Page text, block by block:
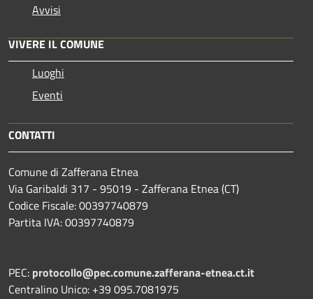
Avvisi
VIVERE IL COMUNE
Luoghi
Eventi
CONTATTI
Comune di Zafferana Etnea
Via Garibaldi 317 - 95019 - Zafferana Etnea (CT)
Codice Fiscale: 00397740879
Partita IVA: 00397740879
PEC: protocollo@pec.comune.zafferana-etnea.ct.it
Centralino Unico: +39 095.7081975